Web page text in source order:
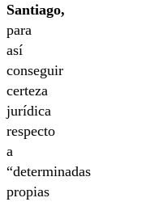
Santiago,
para
así
conseguir
certeza
jurídica
respecto
a
“determinadas
propias